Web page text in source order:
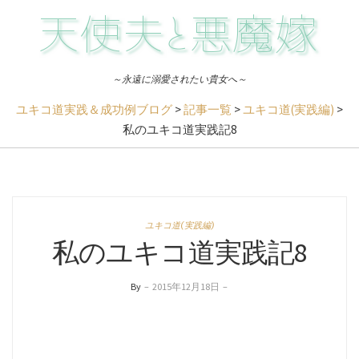
～永遠に溺愛されたい貴女へ～
ユキコ道実践＆成功例ブログ >記事一覧 >ユキコ道(実践編) >
私のユキコ道実践記8
ユキコ道(実践編)
私のユキコ道実践記8
By – 2015年12月18日 –